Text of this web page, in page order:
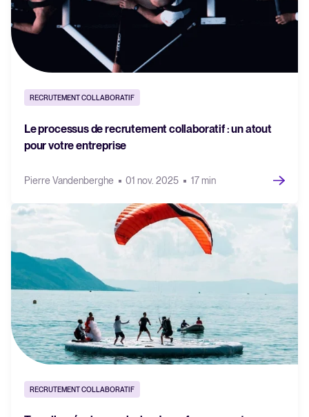
RECRUTEMENT COLLABORATIF
Le processus de recrutement collaboratif : un atout
pour votre entreprise
Pierre Vandenberghe 01 nov. 2025 17 min
RECRUTEMENT COLLABORATIF